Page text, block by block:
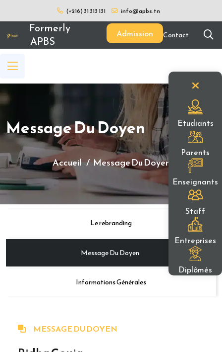
Etudiants
Parents
Enseignants
Staff
Entreprises
Diplômés
(+216) 31 313 131 info@apbs.tn
Formerly
APBS
Admission Contact
Message Du Doyen
Accueil Message Du Doyen
MESSAGE DU DOYEN
Le rebranding
Message Du Doyen
Informations Générales